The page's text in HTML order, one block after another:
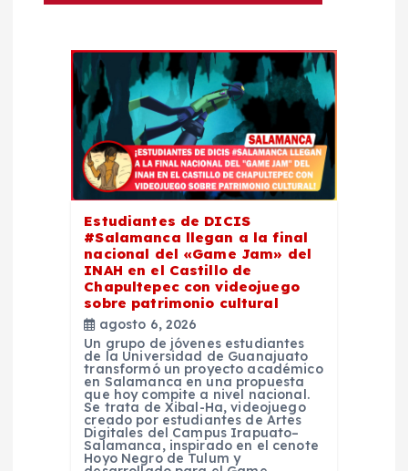
Estudiantes de DICIS
#Salamanca llegan a la final
nacional del «Game Jam» del
INAH en el Castillo de
Chapultepec con videojuego
sobre patrimonio cultural
agosto 6, 2026
Un grupo de jóvenes estudiantes
de la Universidad de Guanajuato
transformó un proyecto académico
en Salamanca en una propuesta
que hoy compite a nivel nacional.
Se trata de Xibal-Ha, videojuego
creado por estudiantes de Artes
Digitales del Campus Irapuato–
Salamanca, inspirado en el cenote
Hoyo Negro de Tulum y